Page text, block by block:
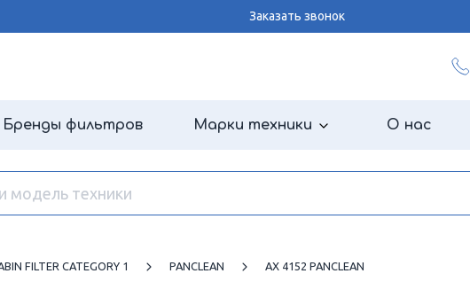
Заказать звонок
Бренды фильтров Марки техники О нас
FILTER CATEGORY 1 PANCLEAN AX 4152 PANCLEAN